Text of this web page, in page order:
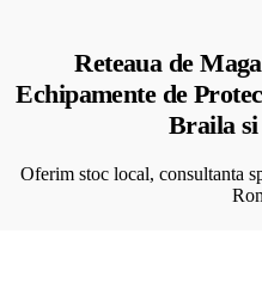
Reteaua de
Echipamente de
Braila
Oferim stoc local, consultanta